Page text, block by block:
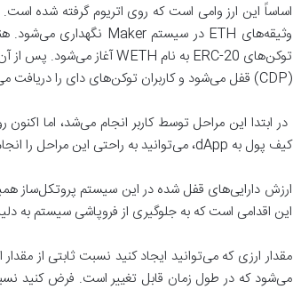
(CDP) قفل می‌شود و کاربران توکن‌های دای را دریافت می‌کنند.
کیف پول به dApp، می‌توانید به راحتی این مراحل را انجام دهید و ارز دای را برای خرج کردن و تجارت آزادانه ایجاد کنید.
ارزش دارایی‌های قفل شده در این سیستم پروتکل‌ساز
این اقدامی است که به جلوگیری از فروپاشی سیستم